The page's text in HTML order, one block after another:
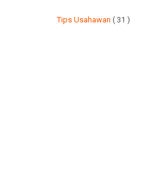
Tips Usahawan ( 31 )